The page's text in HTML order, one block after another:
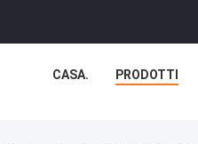
CASA. PRODOTTI